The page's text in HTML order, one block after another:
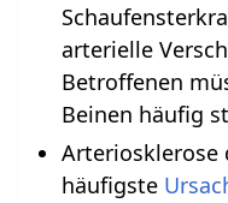
arterielle
Betroffenen
Beinen häufig
Arteriosklerose
häufigste